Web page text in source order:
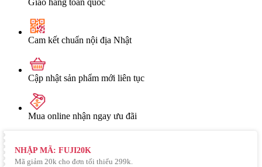
Giao hàng toàn quốc
Cam kết chuẩn nội địa Nhật
Cập nhật sản phẩm mới liên tục
Mua online nhận ngay ưu đãi
NHẬP MÃ: FUJI20K
Mã giảm 20k cho đơn tối thiểu 299k.